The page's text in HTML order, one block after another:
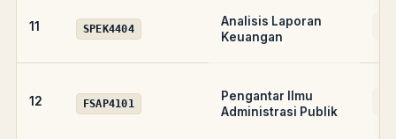
11 SPEK4404
Analisis Laporan
Keuangan
12 FSAP4101
Pengantar Ilmu
Administrasi Publik